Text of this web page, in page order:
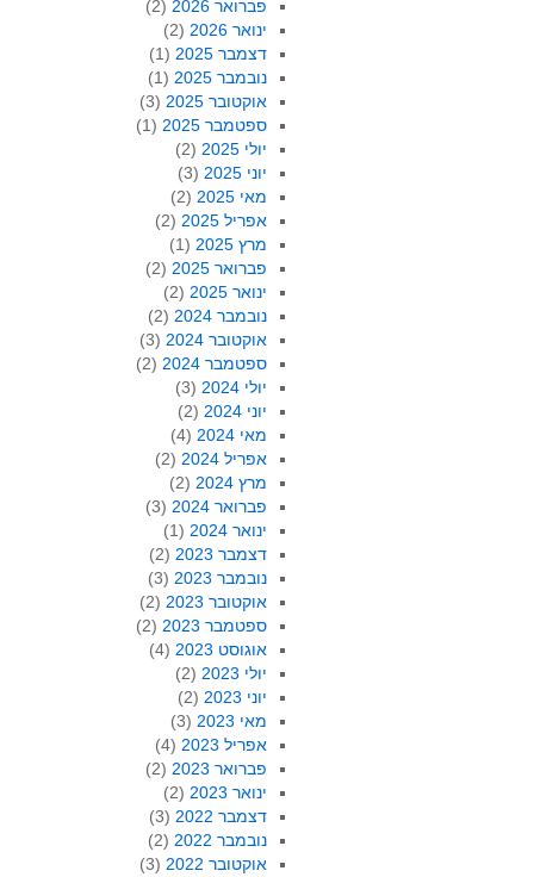
פברואר 2026
(2)
ינואר 2026
(2)
דצמבר 2025
(1)
נובמבר 2025
(1)
אוקטובר 2025
(3)
ספטמבר 2025
(1)
יולי 2025
(2)
יוני 2025
(3)
מאי 2025
(2)
אפריל 2025
(2)
מרץ 2025
(1)
פברואר 2025
(2)
ינואר 2025
(2)
נובמבר 2024
(2)
אוקטובר 2024
(3)
ספטמבר 2024
(2)
יולי 2024
(3)
יוני 2024
(2)
מאי 2024
(4)
אפריל 2024
(2)
מרץ 2024
(2)
פברואר 2024
(3)
ינואר 2024
(1)
דצמבר 2023
(2)
נובמבר 2023
(3)
אוקטובר 2023
(2)
ספטמבר 2023
(2)
אוגוסט 2023
(4)
יולי 2023
(2)
יוני 2023
(2)
מאי 2023
(3)
אפריל 2023
(4)
פברואר 2023
(2)
ינואר 2023
(2)
דצמבר 2022
(3)
נובמבר 2022
(2)
אוקטובר 2022
(3)